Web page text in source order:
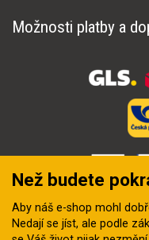
Možnosti platby a
Než budete
Aby náš e-shop mohl
Nedají se jíst, ale podle